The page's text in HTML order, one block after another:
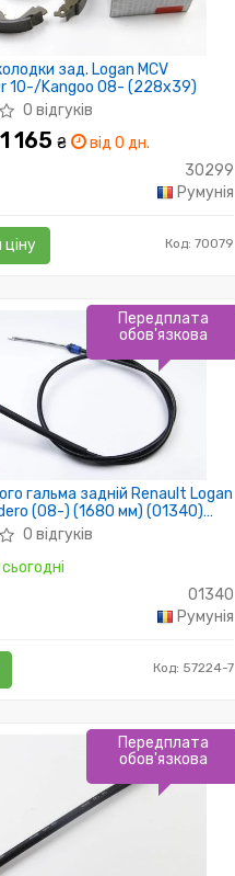
зад. Logan MCV
10-/Kangoo 08- (228x39)
0 відгуків
165 ₴
від 0 дн.
30299
Румунія
Код: 70079
гальма задній Renault Logan
(08-) (1680 мм) (01340)
0 відгуків
01340
Румунія
Код: 57224-7
Передплата
обов'язкова
Передплата
обов'язкова